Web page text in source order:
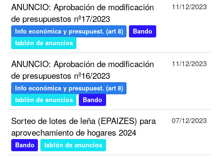
ANUNCIO: Aprobación de modificación
de presupuestos nº17/2023
Info económica y presupuest. (art 8)
Bando
tablón de anuncios
11/12/2023
ANUNCIO: Aprobación de modificación
de presupuestos nº16/2023
Info económica y presupuest. (art 8)
tablón de anuncios
Bando
11/12/2023
Sorteo de lotes de leña (EPAIZES) para
aprovechamiento de hogares 2024
Bando tablón de anuncios
07/12/2023